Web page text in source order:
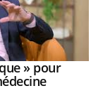
» pour